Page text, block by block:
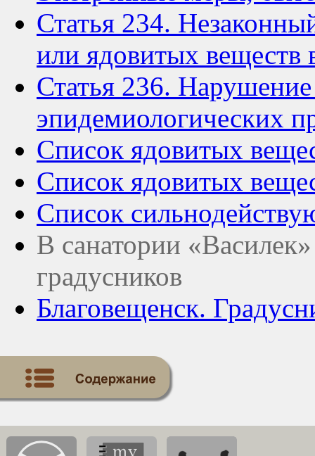
Статья 234.
или ядовитых веществ
Статья 236.
эпидемиологических
Список ядовитых
Список ядовитых
Список
В санатории
градусников
Благовещенск.